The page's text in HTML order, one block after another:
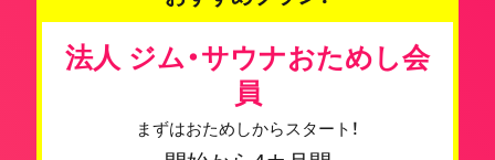
法人 ジム・サウナおためし会
員
まずはおためしからスタート！